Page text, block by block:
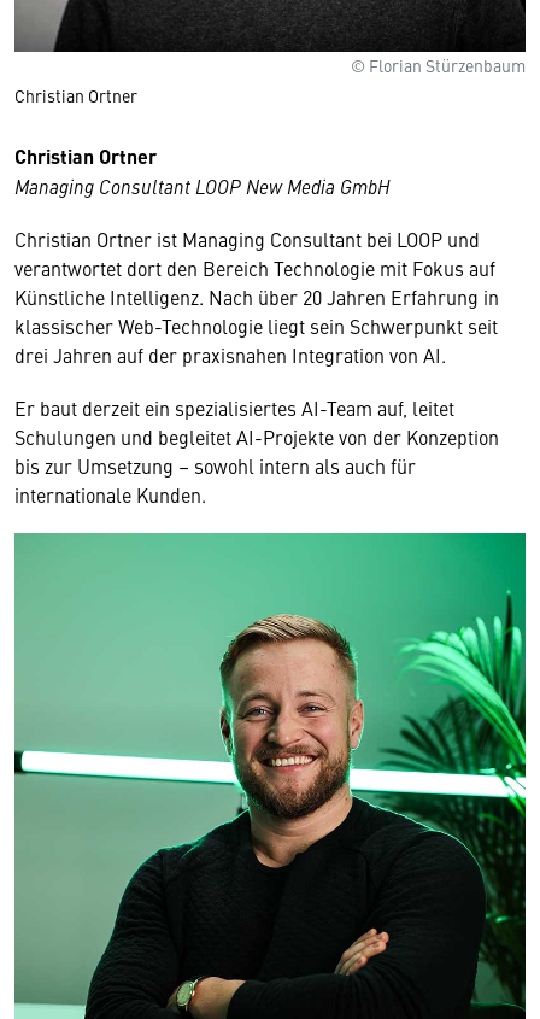
© Florian Stürzenbaum
Christian Ortner
Christian Ortner
Managing Consultant LOOP New Media GmbH
Christian Ortner ist Managing Consultant bei LOOP und
verantwortet dort den Bereich Technologie mit Fokus auf
Künstliche Intelligenz. Nach über 20 Jahren Erfahrung in
klassischer Web-Technologie liegt sein Schwerpunkt seit
drei Jahren auf der praxisnahen Integration von AI.
Er baut derzeit ein spezialisiertes AI-Team auf, leitet
Schulungen und begleitet AI-Projekte von der Konzeption
bis zur Umsetzung – sowohl intern als auch für
internationale Kunden.